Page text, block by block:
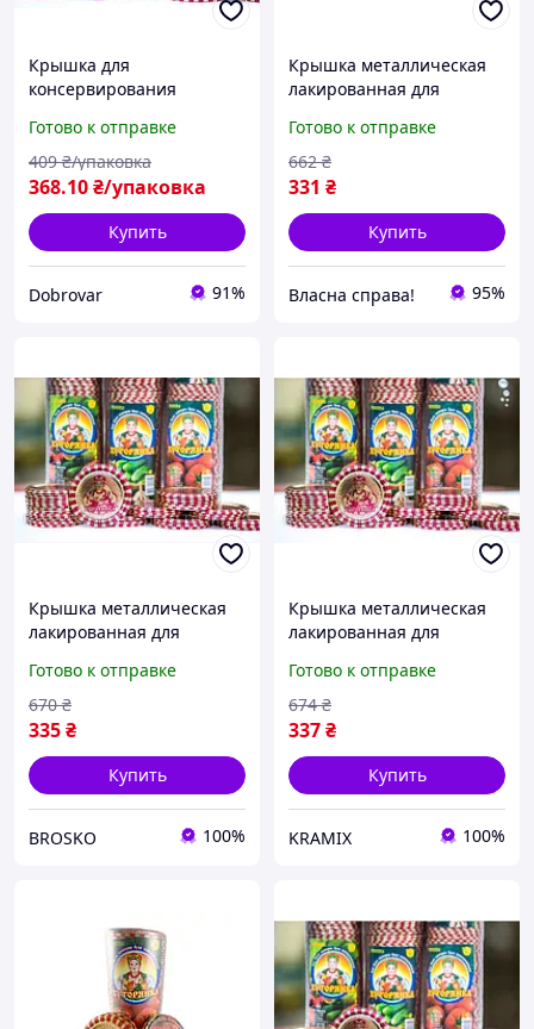
Крышка для
консервирования
лакированная 50 шт.
Оригинал
Готово к отправке
368.10₴/упаковка
409 ₴/упаковка
Купить
Dobrovar 91%
Крышка металлическая
лакированная для
и фруктов 50 штук для
надежного хранения
Готово к отправке
331 ₴
662 ₴
Купить
Власна справа! 95%
Крышка металлическая
лакированная для
для домашнего
использования
герметичная защита от
порчи
Готово к отправке
335₴
670 ₴
Купить
BROSKO 100%
Крышка металлическая
лакированная для
для домашнего
использования надежная
герметичная упаковка
Готово к отправке
337₴
674 ₴
Купить
KRAMIX 100%